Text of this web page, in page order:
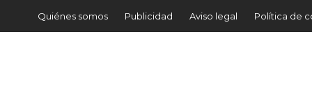
Quiénes somos Publicidad Aviso legal Política de